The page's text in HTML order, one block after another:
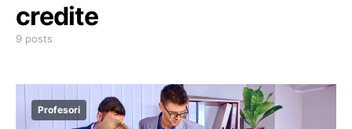
credite
9 posts
Profesori